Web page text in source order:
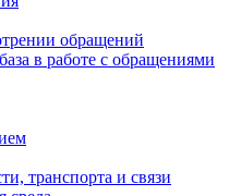
обращений
в работе с обращениями
транспорта и связи